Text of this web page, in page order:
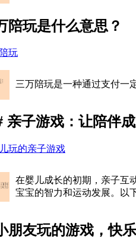
陪玩是什么意思？
玩
三万陪玩是一种通过支付一
亲子游戏：让陪伴
玩的亲子游戏
在婴儿成长的初期，亲子互
宝宝的智力和运动发展。以
朋友玩的游戏，快